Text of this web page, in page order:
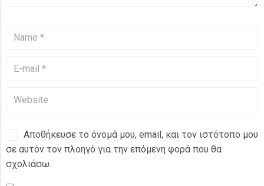
Αποθήκευσε το όνομά μου, email, και τον ιστότοπο μου
σε αυτόν τον πλοηγό για την επόμενη φορά που θα
σχολιάσω.